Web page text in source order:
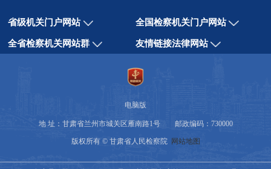
省级机关门户网站 全国检察机关门户网站
全省检察机关网站群 友情链接法律网站
电脑版
地 址：甘肃省兰州市城关区雁南路1号 邮政编码：730000
版权所有 © 甘肃省人民检察院 网站地图